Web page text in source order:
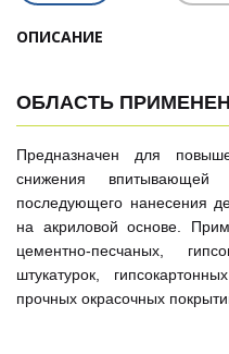
ОПИСАНИЕ
ОБЛАСТЬ
Предназначен для
снижения впитывающей
последующего нанесения
на акриловой основе.
цементно-песчаных,
штукатурок,
прочных окрасочных